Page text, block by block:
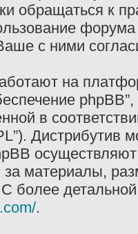
обращаться к
с ними
на
в
Дистрибутив
за материалы,
более
.